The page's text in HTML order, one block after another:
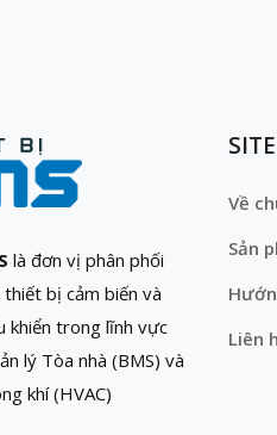
là đơn vị phân phối
thiết bị cảm biến và
khiển trong lĩnh vực
lý Tòa nhà (BMS) và
khí (HVAC)
Về
Sản
Liên